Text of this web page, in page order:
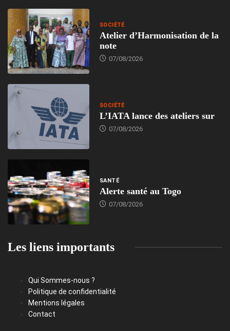
SOCIÉTÉ
Atelier d’Harmonisation de la
note
07/08/2026
SOCIÉTÉ
L’IATA lance des ateliers sur
07/08/2026
SANTÉ
Alerte santé au Togo
07/08/2026
Les liens importants
Qui Sommes-nous ?
Politique de confidentialité
Mentions légales
Contact